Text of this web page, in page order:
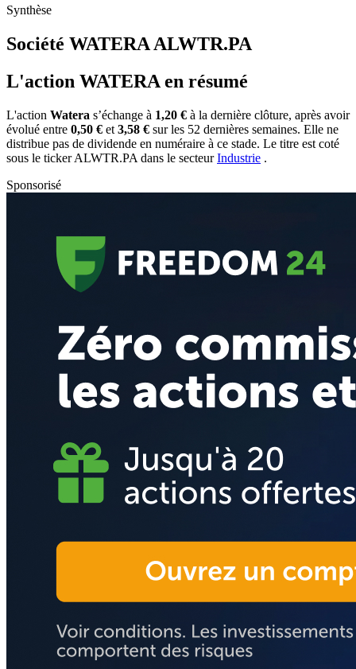
Synthèse
Société WATERA ALWTR.PA
L'action WATERA en résumé
L'action Watera s’échange à 1,20 € à la dernière clôture, après avoir
évolué entre 0,50 € et 3,58 € sur les 52 dernières semaines. Elle ne
distribue pas de dividende en numéraire à ce stade. Le titre est coté
sous le tickerALWTR.PA dans le secteurIndustrie .
Sponsorisé